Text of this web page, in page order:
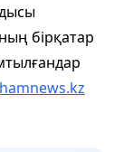
бірқатар